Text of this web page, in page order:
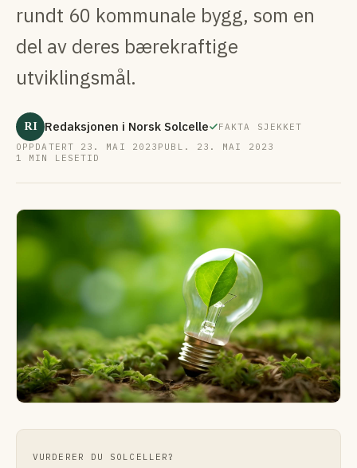
rundt 60 kommunale bygg, som en
del av deres bærekraftige
utviklingsmål.
RI Redaksjonen i Norsk Solcelle
FAKTA SJEKKET
OPPDATERT 23. MAI 2023 PUBL. 23. MAI 2023
1 MIN LESETID
VURDERER DU SOLCELLER?